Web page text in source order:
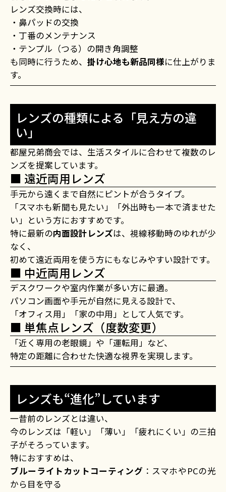
レンズ交換時には、
・鼻パッドの交換
・丁番のメンテナンス
・テンプル（つる）の開き角調整
も同時に行うため、 掛け心地も新品同様に仕上がりま
す。
レンズの種類による「見え方の違
い」
都屋兄弟商会では、生活スタイルに合わせて複数のレ
ンズを提案しています。
■ 遠近両用レンズ
手元から遠くまで自然にピントが合うタイプ。
「スマホも新聞も見たい」「外出時も一本で済ませた
い」という方におすすめです。
特に最新の内面設計レンズは、視線移動時のゆれが少
なく、
初めて遠近両用を使う方にもなじみやすい設計です。
■ 中近両用レンズ
デスクワークや室内作業が多い方に最適。
パソコン画面や手元が自然に見える設計で、
「オフィス用」「家の中用」として人気です。
■ 単焦点レンズ（度数変更）
「近く専用の老眼鏡」や「運転用」など、
特定の距離に合わせた快適な視界を実現します。
レンズも“進化”しています
一昔前のレンズとは違い、
今のレンズは「軽い」「薄い」「疲れにくい」の三拍
子がそろっています。
特におすすめは、
ブルーライトカットコーティング ：スマホやPCの光
から目を守る